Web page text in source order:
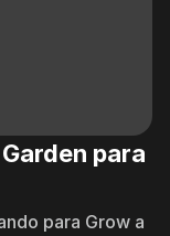
para
para Grow a